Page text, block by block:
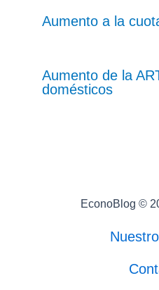
Aumento a la
Aumento de la
domésticos
EconoBlog ©